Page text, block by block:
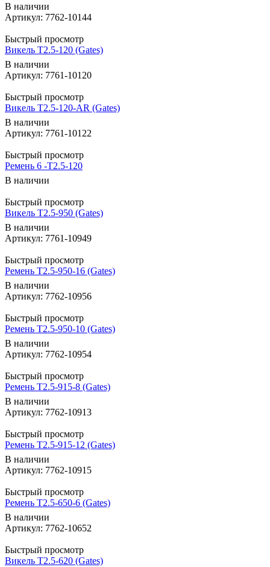
В наличии
Артикул: 7762-10144
Быстрый просмотр
Викель T2.5-120 (Gates)
В наличии
Артикул: 7761-10120
Быстрый просмотр
Викель T2.5-120-AR (Gates)
В наличии
Артикул: 7761-10122
Быстрый просмотр
Ремень 6 -T2.5-120
В наличии
Быстрый просмотр
Викель T2.5-950 (Gates)
В наличии
Артикул: 7761-10949
Быстрый просмотр
Ремень T2.5-950-16 (Gates)
В наличии
Артикул: 7762-10956
Быстрый просмотр
Ремень T2.5-950-10 (Gates)
В наличии
Артикул: 7762-10954
Быстрый просмотр
Ремень T2.5-915-8 (Gates)
В наличии
Артикул: 7762-10913
Быстрый просмотр
Ремень T2.5-915-12 (Gates)
В наличии
Артикул: 7762-10915
Быстрый просмотр
Ремень T2.5-650-6 (Gates)
В наличии
Артикул: 7762-10652
Быстрый просмотр
Викель T2.5-620 (Gates)